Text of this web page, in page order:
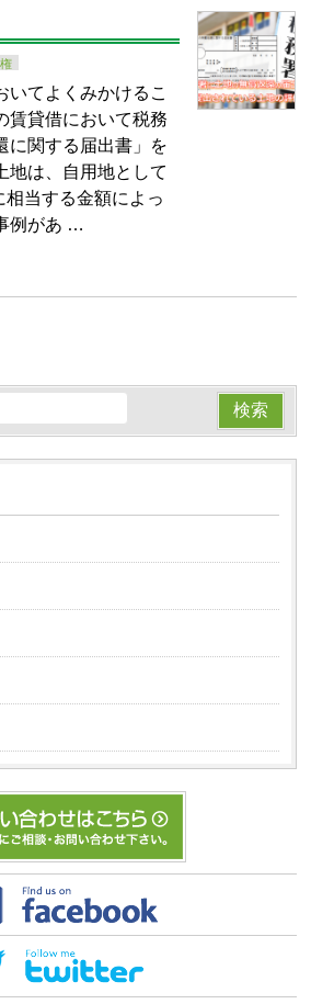
いてよくみかけるこ
賃貸借において税務
に関する届出書」を
地は、自用地として
当する金額によっ
例があ …